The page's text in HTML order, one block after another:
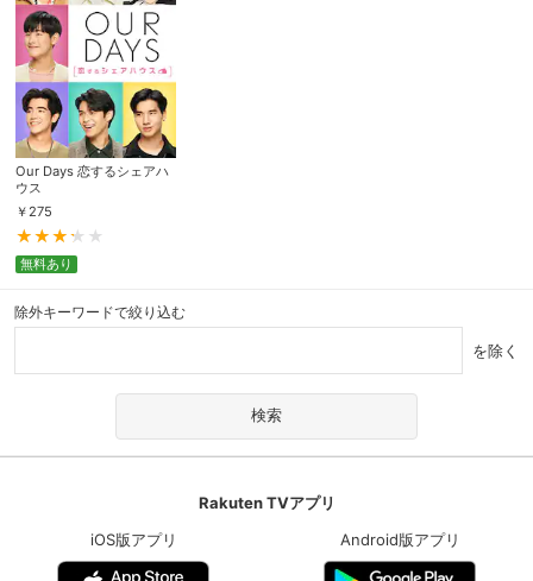
Our Days 恋するシェアハ
ウス
￥ 275
無料あり
除外キーワードで絞り込む
を除く
Rakuten TVアプリ
iOS版アプリ
Android版アプリ